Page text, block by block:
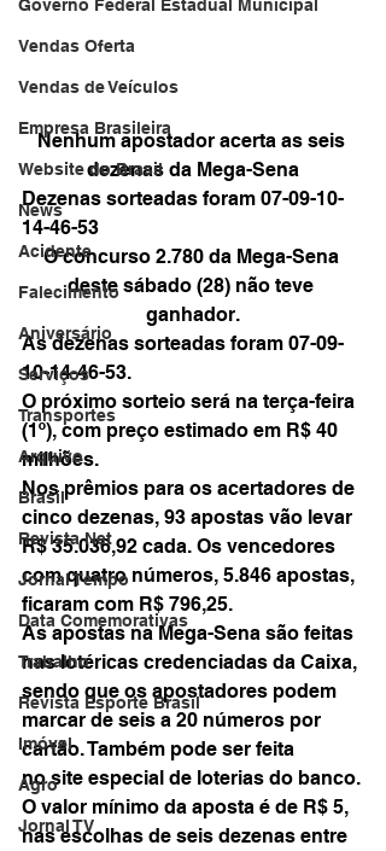
Governo Federal Estadual Municipal
Vendas Oferta
Vendas de Veículos
Empresa Brasileira
Website do Brasil
News
Acidente
Falecimento
Aniversário
Serviços
Transportes
Arquivo
Brasil
Revista Net
Jornal Tempo
Data Comemorativas
Trabalho
Revista Esporte Brasil
Imóvel
Agro
Jornal TV
Nenhum apostador acerta as seis
dezenas da Mega-Sena
Dezenas sorteadas foram 07-09-10-
14-46-53
O concurso 2.780 da Mega-Sena
deste sábado (28) não teve
ganhador.
As dezenas sorteadas foram 07-09-
10-14-46-53.
O próximo sorteio será na terça-feira
(1º), com preço estimado em R$ 40
milhões.
Nos prêmios para os acertadores de
cinco dezenas, 93 apostas vão levar
R$ 35.036,92 cada. Os vencedores
com quatro números, 5.846 apostas,
ficaram com R$ 796,25.
As apostas na Mega-Sena são feitas
nas lotéricas credenciadas da Caixa,
sendo que os apostadores podem
marcar de seis a 20 números por
cartão. Também pode ser feita
no site especial de loterias do banco.
O valor mínimo da aposta é de R$ 5,
nas escolhas de seis dezenas entre